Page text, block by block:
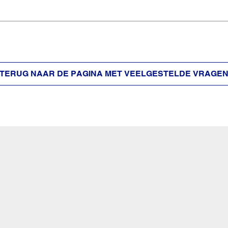
TERUG NAAR DE PAGINA MET VEELGESTELDE VRAGEN